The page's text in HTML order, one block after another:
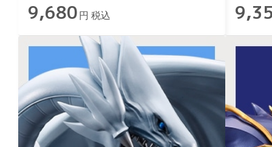
9,680 円 税込